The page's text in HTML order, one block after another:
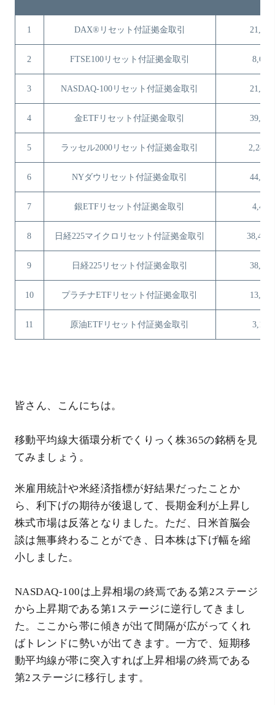
1 DAX®リセット付証拠金取引 21,738
2 FTSE100リセット付証拠金取引 8,680
3 NASDAQ-100リセット付証拠金取引 21,535
4 金ETFリセット付証拠金取引 39,934
5 ラッセル2000リセット付証拠金取引 2,280.2
6 NYダウリセット付証拠金取引 44,350
7 銀ETFリセット付証拠金取引 4,453
8 日経225マイクロリセット付証拠金取引
9 日経225リセット付証拠金取引 38,470
10 プラチナETFリセット付証拠金取引 13,579
11 原油ETFリセット付証拠金取引 3,163
皆さん、こんにちは。
移動平均線大循環分析でくりっく株365の銘柄を見
てみましょう。
米雇用統計や米経済指標が好結果だったことか
ら、利下げの期待が後退して、長期金利が上昇し
株式市場は反落となりました。ただ、日米首脳会
談は無事終わることができ、日本株は下げ幅を縮
小しました。
NASDAQ-100は上昇相場の終焉である第2ステージ
から上昇期である第1ステージに逆行してきまし
た。ここから帯に傾きが出て間隔が広がってくれ
ばトレンドに勢いが出てきます。一方で、短期移
動平均線が帯に突入すれば上昇相場の終焉である
第2ステージに移行します。